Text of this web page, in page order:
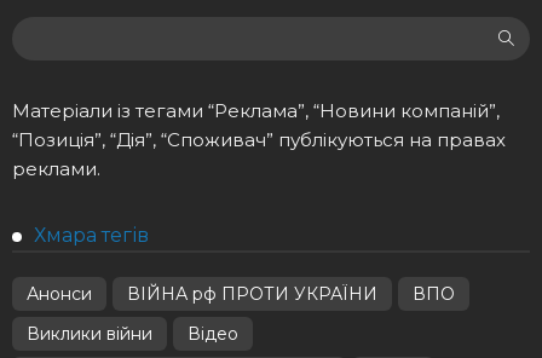
Матеріали із тегами “Реклама”, “Новини компаній”,
“Позиція”, “Дія”, “Споживач” публікуються на правах
реклами.
Хмара тегів
Анонси ВІЙНА рф ПРОТИ УКРАЇНИ
ВПО
Виклики війни
Відео